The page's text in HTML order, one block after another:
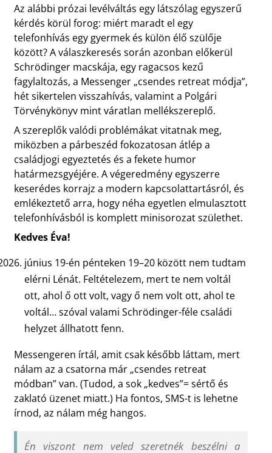
Az alábbi prózai levélváltás egy látszólag egyszerű
kérdés körül forog: miért maradt el egy
telefonhívás egy gyermek és külön élő szülője
között? A válaszkeresés során azonban előkerül
Schrödinger macskája, egy ragacsos kezű
fagylaltozás, a Messenger „csendes retreat módja”,
hét sikertelen visszahívás, valamint a Polgári
Törvénykönyv mint váratlan mellékszereplő.
A szereplők valódi problémákat vitatnak meg,
miközben a párbeszéd fokozatosan átlép a
családjogi egyeztetés és a fekete humor
határmezsgyéjére. A végeredmény egyszerre
keserédes korrajz a modern kapcsolattartásról, és
emlékeztető arra, hogy néha egyetlen elmulasztott
telefonhívásból is komplett minisorozat születhet.
Kedves Éva!
június 19-én pénteken 19–20 között nem tudtam
elérni Lénát. Feltételezem, mert te nem voltál
ott, ahol ő ott volt, vagy ő nem volt ott, ahol te
voltál… szóval valami Schrödinger-féle családi
helyzet állhatott fenn.
Messengeren írtál, amit csak később láttam, mert
nálam az a csatorna már „csendes retreat
módban” van. (Tudod, a sok „kedves”= sértő és
zaklató üzenet miatt.) Ha fontos, SMS-t is lehetne
írnod, az nálam még hangos.
Én viszont nem veled szeretnék beszélni a